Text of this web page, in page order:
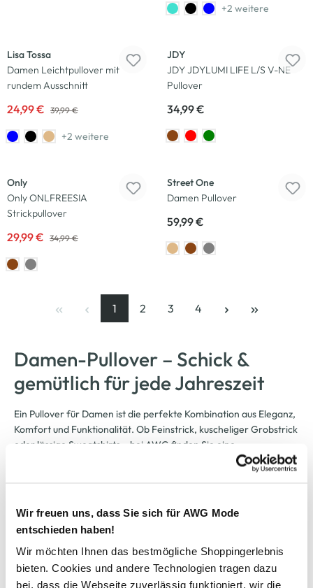
Wir freuen uns, dass Sie sich für AWG Mode
entschieden haben!
Wir möchten Ihnen das bestmögliche Shoppingerlebnis
bieten. Cookies und andere Technologien tragen dazu
bei, dass die Webseite zuverlässig funktioniert, wir die
+2 weitere
Lisa Tossa
Damen Leichtpullover mit
rundem Ausschnitt
24,99 € 39,99 €
+2 weitere
JDY
JDY JDYLUMI LIFE L/S V-NE
Pullover
34,99 €
Only
Only ONLFREESIA
Strickpullover
29,99 € 34,99 €
Street One
Damen Pullover
59,99 €
Seite
1
, aktuelle Seite
Seite
2
Seite
3
Seite
4
Damen-Pullover – Schick &
gemütlich für jede Jahreszeit
Ein Pullover für Damen ist die perfekte Kombination aus Eleganz,
Komfort und Funktionalität. Ob Feinstrick, kuscheliger Grobstrick
oder lässige Sweatshirts – bei AWG finden Sie eine
umfangreiche Auswahl an modernen Damen-Pullovern, die nicht
nur warmhalten, sondern auch modische Statements setzen.
Damen-Pullover – Gemütlich, modisch & für jede Jahreszeit